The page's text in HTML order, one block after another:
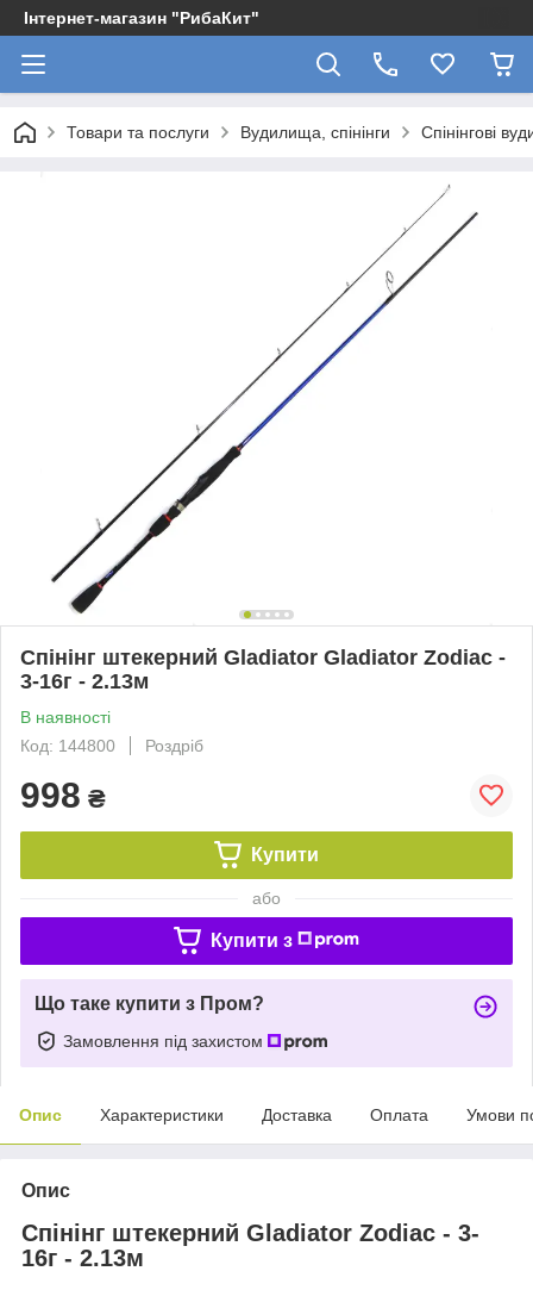
Інтернет-магазин "РибаКит"
Товари та послуги Вудилища, спінінги Спінінгові
Спінінг штекерний Gladiator Gladiator Zodiac -
3-16г - 2.13м
В наявності
Код: 144800
Роздріб
998 ₴
Купити
або
Купити з
Що таке купити з Пром?
Замовлення під захистом
Опис Характеристики Доставка Оплата Умови
Опис
Спінінг штекерний Gladiator Zodiac - 3-
16г - 2.13м